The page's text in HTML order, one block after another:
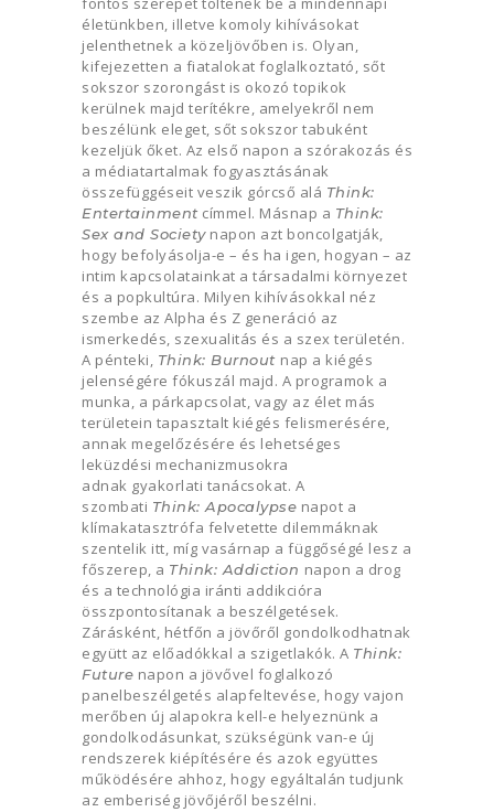
életünkben, illetve komoly kihívásokat
jelenthetnek a közeljövőben is. Olyan,
kifejezetten a fiatalokat foglalkoztató, sőt
sokszor szorongást is okozó topikok
kerülnek majd terítékre, amelyekről nem
beszélünk eleget, sőt sokszor tabuként
kezeljük őket. Az első napon a szórakozás és
a médiatartalmak fogyasztásának
összefüggéseit veszik górcső alá Think:
Entertainmentcímmel. Másnap a Think:
Sex and Society napon azt boncolgatják,
hogy befolyásolja-e – és ha igen, hogyan – az
intim kapcsolatainkat a társadalmi környezet
és a popkultúra. Milyen kihívásokkal néz
szembe az Alpha és Z generáció az
ismerkedés, szexualitás és a szex területén.
A pénteki, Think: Burnout nap a kiégés
jelenségére fókuszál majd. A programok a
munka, a párkapcsolat, vagy az élet más
területein tapasztalt kiégés felismerésére,
annak megelőzésére és lehetséges
leküzdési mechanizmusokra
adnak gyakorlati tanácsokat. A
szombati Think: Apocalypse napot a
klímakatasztrófa felvetette dilemmáknak
szentelik itt, míg vasárnap a függőségé lesz a
főszerep, a Think: Addiction napon a drog
és a technológia iránti addikcióra
összpontosítanak a beszélgetések.
Zárásként, hétfőn a jövőről gondolkodhatnak
együtt az előadókkal a szigetlakók. A Think:
Future napon a jövővel foglalkozó
panelbeszélgetés alapfeltevése, hogy vajon
merőben új alapokra kell-e helyeznünk a
gondolkodásunkat, szükségünk van-e új
rendszerek kiépítésére és azok együttes
működésére ahhoz, hogy egyáltalán tudjunk
az emberiség jövőjéről beszélni.